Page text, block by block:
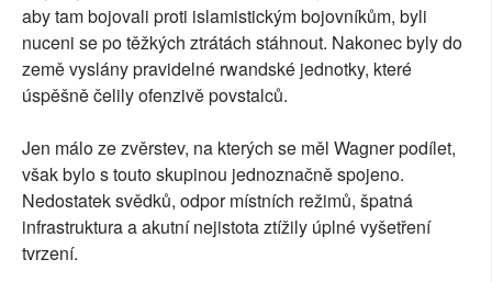
aby tam bojovali proti islamistickým bojovníkům, byli
nuceni se po těžkých ztrátách stáhnout. Nakonec byly do
země vyslány pravidelné rwandské jednotky, které
úspěšně čelily ofenzivě povstalců.
Jen málo ze zvěrstev, na kterých se měl Wagner podílet,
však bylo s touto skupinou jednoznačně spojeno.
Nedostatek svědků, odpor místních režimů, špatná
infrastruktura a akutní nejistota ztížily úplné vyšetření
tvrzení.